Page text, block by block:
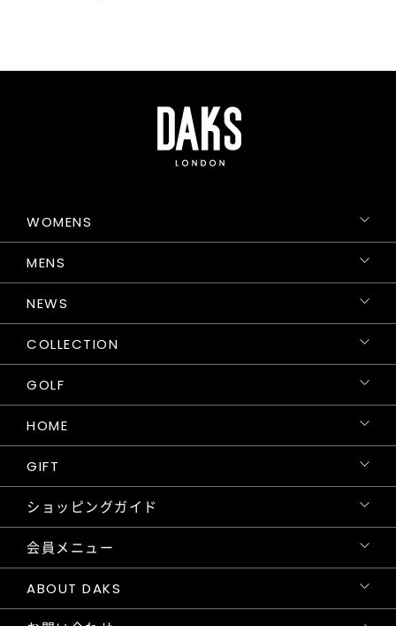
WOMENS
MENS
NEWS
COLLECTION
GOLF
HOME
GIFT
ショッピングガイド
会員メニュー
ABOUT DAKS